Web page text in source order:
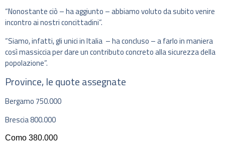
“Nonostante ciò – ha aggiunto – abbiamo voluto da subito venire
incontro ai nostri concittadini”.
“Siamo, infatti, gli unici in Italia – ha concluso – a farlo in maniera
così massiccia per dare un contributo concreto alla sicurezza della
popolazione”.
Province, le quote assegnate
Bergamo 750.000
Brescia 800.000
Como 380.000